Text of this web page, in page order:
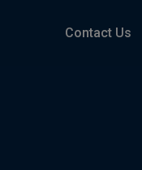
Contact Us